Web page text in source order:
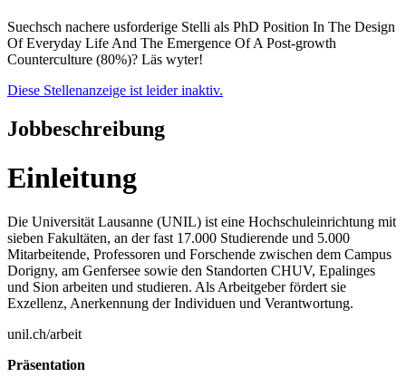
Suechsch nachere usforderige Stelli als PhD Position In The Design
Of Everyday Life And The Emergence Of A Post-growth
Counterculture (80%)? Läs wyter!
Diese Stellenanzeige ist leider inaktiv.
Jobbeschreibung
Einleitung
Die Universität Lausanne (UNIL) ist eine Hochschuleinrichtung mit
sieben Fakultäten, an der fast 17.000 Studierende und 5.000
Mitarbeitende, Professoren und Forschende zwischen dem Campus
Dorigny, am Genfersee sowie den Standorten CHUV, Epalinges
und Sion arbeiten und studieren. Als Arbeitgeber fördert sie
Exzellenz, Anerkennung der Individuen und Verantwortung.
unil.ch/arbeit
Präsentation